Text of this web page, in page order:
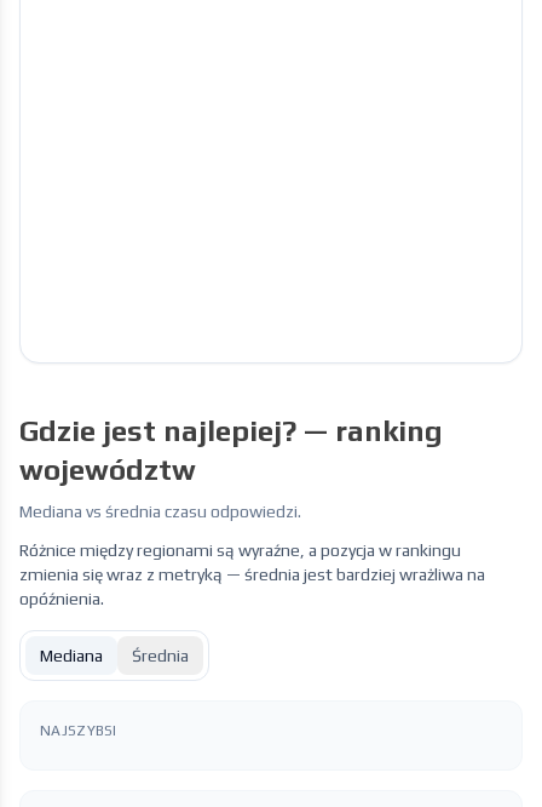
Gdzie jest najlepiej? — ranking
województw
Mediana vs średnia czasu odpowiedzi.
Różnice między regionami są wyraźne, a pozycja w rankingu
zmienia się wraz z metryką — średnia jest bardziej wrażliwa na
opóźnienia.
Mediana Średnia
NAJSZYBSI